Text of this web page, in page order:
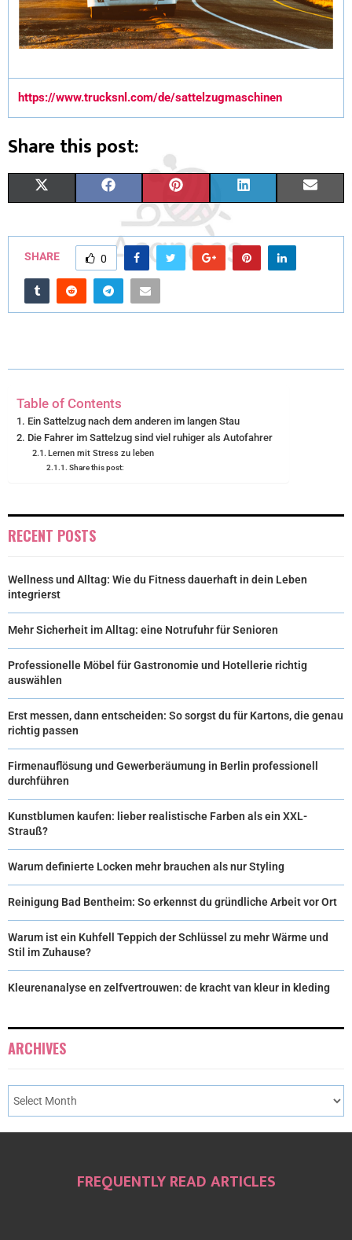
https://www.trucksnl.com/de/sattelzugmaschinen
Share this post:
I
)
C
E
B
I
N
T
T
N
K
SHARE 0
Table of Contents
Ein Sattelzug nach dem anderen im langen Stau
Die Fahrer im Sattelzug sind viel ruhiger als Autofahrer
Lernen mit Stress zu leben
Share this post:
RECENT POSTS
Wellness und Alltag: Wie du Fitness dauerhaft in dein Leben
integrierst
Mehr Sicherheit im Alltag: eine Notrufuhr für Senioren
Professionelle Möbel für Gastronomie und Hotellerie richtig
auswählen
Erst messen, dann entscheiden: So sorgst du für Kartons, die genau
richtig passen
Firmenauflösung und Gewerberäumung in Berlin professionell
durchführen
Kunstblumen kaufen: lieber realistische Farben als ein XXL-
Strauß?
Warum definierte Locken mehr brauchen als nur Styling
Reinigung Bad Bentheim: So erkennst du gründliche Arbeit vor Ort
Warum ist ein Kuhfell Teppich der Schlüssel zu mehr Wärme und
Stil im Zuhause?
Kleurenanalyse en zelfvertrouwen: de kracht van kleur in kleding
ARCHIVES
FREQUENTLY READ ARTICLES